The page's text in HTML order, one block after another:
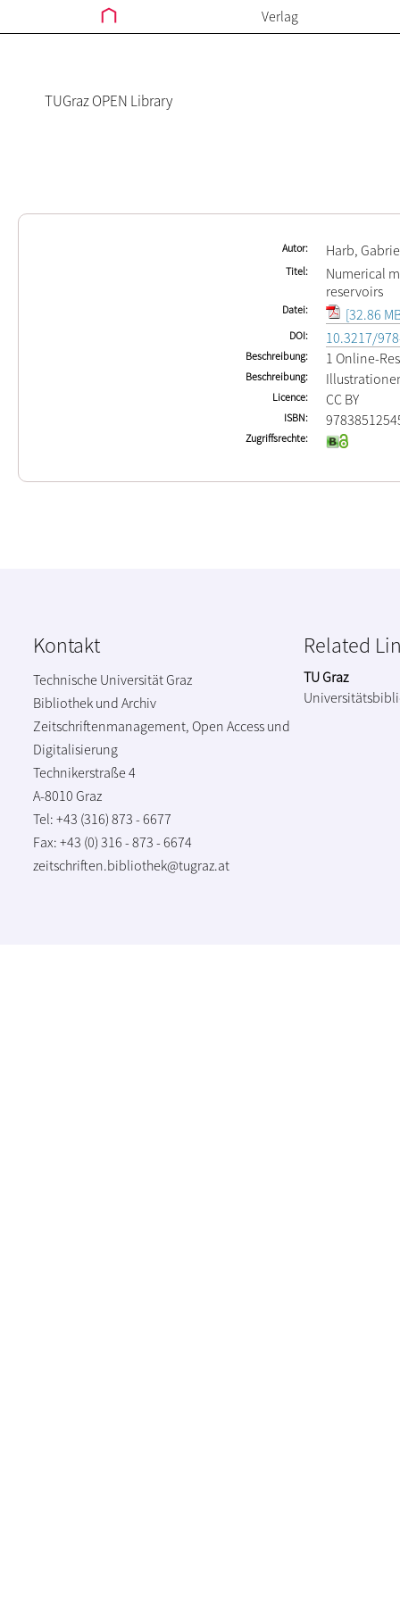
Verlag
TUGraz OPEN Library
Autor Harb,
Titel
Numerical
reservoirs
Datei [32.86
DOI 10.3217/
Beschreibung 1 Online-
Beschreibung
Licence CC BY
ISBN
Zugriffsrechte
Kontakt
Technische Universität Graz
Bibliothek und Archiv
Zeitschriftenmanagement, Open Access und
Digitalisierung
Technikerstraße 4
A-8010 Graz
Tel: +43 (316) 873 - 6677
Fax: +43 (0) 316 - 873 - 6674
zeitschriften.bibliothek@tugraz.at
Related
TU Graz